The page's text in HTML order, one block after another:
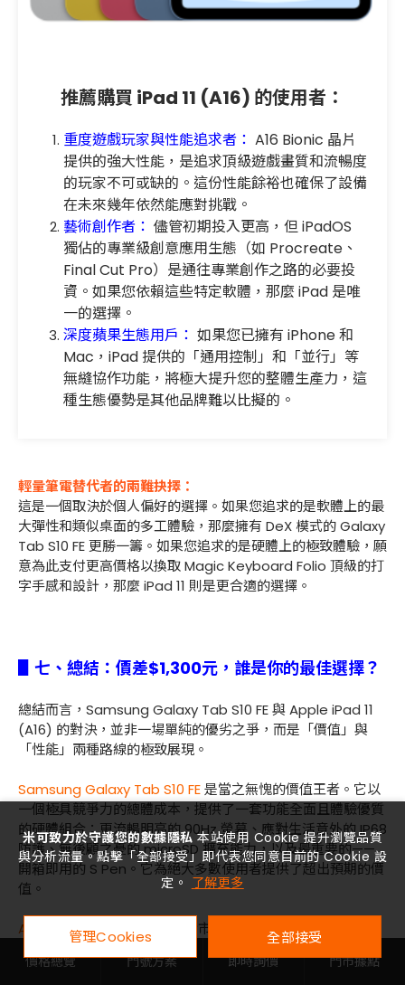
推薦購買 iPad 11 (A16) 的使用者：
重度遊戲玩家與性能追求者： A16 Bionic 晶片
提供的強大性能，是追求頂級遊戲畫質和流暢度
的玩家不可或缺的。這份性能餘裕也確保了設備
在未來幾年依然能應對挑戰。
藝術創作者： 儘管初期投入更高，但 iPadOS
獨佔的專業級創意應用生態（如 Procreate、
Final Cut Pro）是通往專業創作之路的必要投
資。如果您依賴這些特定軟體，那麼 iPad 是唯
一的選擇。
深度蘋果生態用戶： 如果您已擁有 iPhone 和
Mac，iPad 提供的「通用控制」和「並行」等
無縫協作功能，將極大提升您的整體生產力，這
種生態優勢是其他品牌難以比擬的。
輕量筆電替代者的兩難抉擇：
這是一個取決於個人偏好的選擇。如果您追求的是軟體上的最
大彈性和類似桌面的多工體驗，那麼擁有 DeX 模式的 Galaxy
Tab S10 FE 更勝一籌。如果您追求的是硬體上的極致體驗，願
意為此支付更高價格以換取 Magic Keyboard Folio 頂級的打
字手感和設計，那麼 iPad 11 則是更合適的選擇。
▋七、總結：價差$1,300元，誰是你的最佳選擇？
總結而言，Samsung Galaxy Tab S10 FE 與 Apple iPad 11
(A16) 的對決，並非一場單純的優劣之爭，而是「價值」與
「性能」兩種路線的極致展現。
Samsung Galaxy Tab S10 FE是當之無愧的價值王者。它以
一個極具競爭力的總體成本，提供了一套功能全面且體驗優質
的硬體組合：更流暢明亮的 90Hz 螢幕、應對生活意外的 IP68
防護、無後顧之憂的 microSD 擴充能力，以及最重要的——
開箱即用的 S Pen。它為絕大多數使用者提供了超出預期的價
值。
Apple iPad 11 (A16)
則是中階市場的性能標竿。它以相對親
民的起售價，為使用者打開了一扇通往蘋果頂級性能和無雙
App 生態的大門。對於追求極致性能、依賴特定專業軟體，
價格總覽 門號方案 即時詢價 門市據點
米可致力於守護您的數據隱私本站使用 Cookie 提升瀏覽品質
與分析流量。點擊「全部接受」即代表您同意目前的 Cookie 設
定。 了解更多
管理Cookies 全部接受